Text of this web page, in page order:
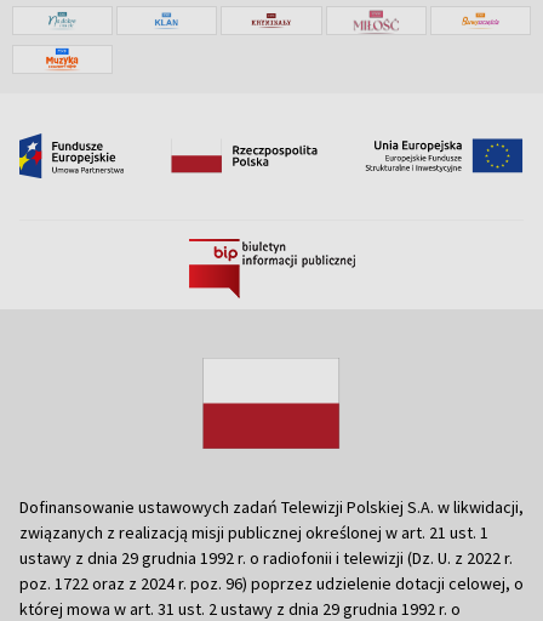
Dofinansowanie ustawowych zadań Telewizji Polskiej S.A. w likwidacji,
związanych z realizacją misji publicznej określonej w art. 21 ust. 1
ustawy z dnia 29 grudnia 1992 r. o radiofonii i telewizji (Dz. U. z 2022 r.
poz. 1722 oraz z 2024 r. poz. 96) poprzez udzielenie dotacji celowej, o
której mowa w art. 31 ust. 2 ustawy z dnia 29 grudnia 1992 r. o